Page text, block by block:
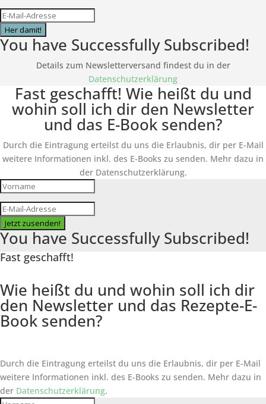
Her damit!
You have Successfully Subscribed!
Details zum Newsletterversand findest du in der
Datenschutzerklärung
Fast geschafft! Wie heißt du und
wohin soll ich dir den Newsletter
und das E-Book senden?
Durch die Eintragung erteilst du uns die Erlaubnis, dir per E-Mail
weitere Informationen inkl. des E-Books zu senden. Mehr dazu in
der Datenschutzerklärung.
Jetzt zusenden!
You have Successfully Subscribed!
Fast geschafft!
Wie heißt du und wohin soll ich dir
den Newsletter und das Rezepte-E-
Book senden?
Durch die Eintragung erteilst du uns die Erlaubnis, dir per E-Mail
weitere Informationen inkl. des E-Books zu senden. Mehr dazu in
der Datenschutzerklärung.